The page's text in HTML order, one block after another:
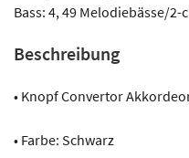
Bass: 4, 49 Melodiebässe/2-
Beschreibung
• Knopf Convertor
• Farbe: Schwarz